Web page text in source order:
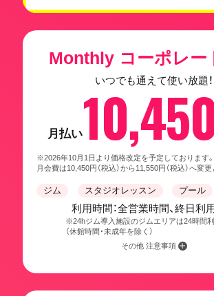
Monthly コーポレー
いつでも通えて使い放題！
月払い
※2026年10月1日より価格改定を予定しております。
月会費は10,450円（税込）から11,550円（税込）へ変更
ジム スタジオレッスン プール
利用時間：全営業時間、終日利
※24hジム導入施設のジムエリアは24時間利
（休館時間・未成年を除く）
その他 注意事項